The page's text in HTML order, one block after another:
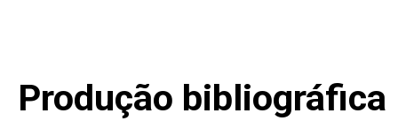
Produção bibliográfica